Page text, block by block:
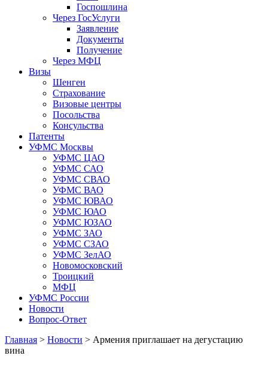
Госпошлина
Через ГосУслуги
Заявление
Документы
Получение
Через МФЦ
Визы
Шенген
Страхование
Визовые центры
Посольства
Консульства
Патенты
УФМС Москвы
УФМС ЦАО
УФМС САО
УФМС СВАО
УФМС ВАО
УФМС ЮВАО
УФМС ЮАО
УФМС ЮЗАО
УФМС ЗАО
УФМС СЗАО
УФМС ЗелАО
Новомосковский
Троицкий
МФЦ
УФМС России
Новости
Вопрос-Ответ
Главная > Новости > Армения приглашает на дегустацию
вина